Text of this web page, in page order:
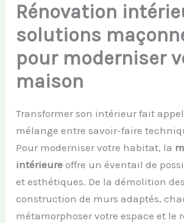
Rénovation
solutions
pour moderniser
maison
Transformer son intérieur fait
mélange entre savoir-faire
Pour moderniser votre habitat, la
intérieure offre un éventail de
et esthétiques. De la démolition
construction de murs adaptés,
métamorphoser votre espace et le